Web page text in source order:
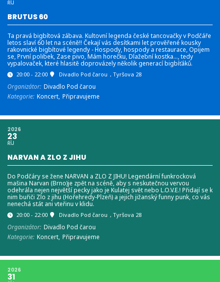
ŘÍJ
BRUTUS 60
Ta pravá bigbítová zábava. Kultovní legenda české tancovačky v Podčáře
letos slaví 60 let na scéně!! Čekají vás desítkami let prověřené kousky
rakovnické bigbítové legendy - Hospody, hospody a restaurace, Opijem
se, První polibek, Zase pivo, Mám horečku, Dlažební kostka…, tedy
vypalovaček, které hlasitě doprovázely několik generací bigbíťáků.
20:00 - 22:00 Divadlo Pod čarou , Tyršova 28
Organizátor: Divadlo Pod čarou
Kategorie: Koncert, Připravujeme
2026
23
ŘÍJ
NARVAN A ZLO Z JIHU
Do Podčáry se žene NARVAN a ZLO Z JIHU! Legendární funkrocková
mašina Narvan (Brno)je zpět na scéně, aby s neskutečnou vervou
odehrála nejen největší pecky jako je Kulatej svět nebo L.O.V.E.! Přidají se k
nim buřiči Zlo z jihu (Hořehredy-Plzeň) a jejich jižanský funny punk, co vás
nenechá stát ani vteřinu v klidu.
20:00 - 22:00 Divadlo Pod čarou , Tyršova 28
Organizátor: Divadlo Pod čarou
Kategorie: Koncert, Připravujeme
2026
31